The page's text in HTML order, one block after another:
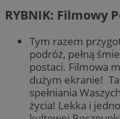
RYBNIK: Filmowy
Tym razem
podróż, pełną
postaci. Filmowa
dużym ekranie!
spełniania
życia! Lekka i